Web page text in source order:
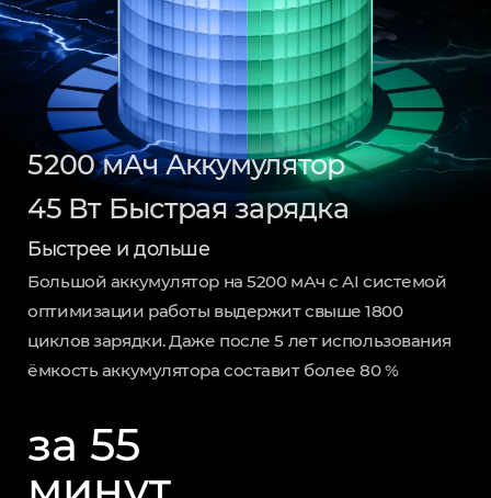
5200 мАч Аккумулятор
45 Вт Быстрая зарядка
Быстрее и дольше
Большой аккумулятор на 5200 мАч с AI системой
оптимизации работы выдержит свыше 1800
циклов зарядки. Даже после 5 лет использования
ёмкость аккумулятора составит более 80 %
за 55